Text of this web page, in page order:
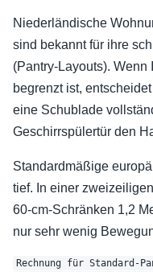
Niederländische
sind bekannt für ihre
(Pantry-Layouts). Wenn
begrenzt ist,
eine Schublade
Geschirrspülertür den
Standardmäßige
tief. In einer
60-cm-Schränken 1,2
nur sehr wenig
Rechnung für Standard-